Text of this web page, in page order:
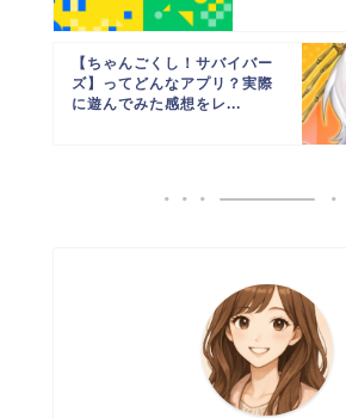
【ちゃんごくし！サバイバー
ズ】ってどんなアプリ？実際
に遊んでみた感想をレ...